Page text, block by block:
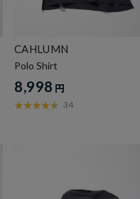
CAHLUMN
Polo Shirt
8,998 円
34